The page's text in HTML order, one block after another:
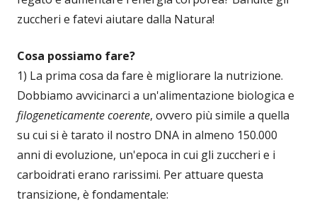
zuccheri e fatevi aiutare dalla Natura!
Cosa possiamo fare?
1) La prima cosa da fare è migliorare la nutrizione.
Dobbiamo avvicinarci a un'alimentazione biologica e
filogeneticamente coerente, ovvero più simile a quella
su cui si è tarato il nostro DNA in almeno 150.000
anni di evoluzione, un'epoca in cui gli zuccheri e i
carboidrati erano rarissimi. Per attuare questa
transizione, è fondamentale: